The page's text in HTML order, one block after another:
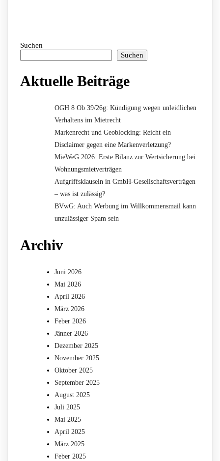
Suchen
Suchen
Aktuelle Beiträge
OGH 8 Ob 39/26g: Kündigung wegen unleidlichen
Verhaltens im Mietrecht
Markenrecht und Geoblocking: Reicht ein
Disclaimer gegen eine Markenverletzung?
MieWeG 2026: Erste Bilanz zur Wertsicherung bei
Wohnungsmietverträgen
Aufgriffsklauseln in GmbH-Gesellschaftsverträgen
– was ist zulässig?
BVwG: Auch Werbung im Willkommensmail kann
unzulässiger Spam sein
Archiv
Juni 2026
Mai 2026
April 2026
März 2026
Feber 2026
Jänner 2026
Dezember 2025
November 2025
Oktober 2025
September 2025
August 2025
Juli 2025
Mai 2025
April 2025
März 2025
Feber 2025